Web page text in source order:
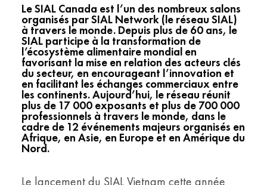
Le SIAL Canada est l’un des nombreux salons
organisés par SIAL Network (le réseau SIAL)
à travers le monde. Depuis plus de 60 ans, le
SIAL participe à la transformation de
l’écosystème alimentaire mondial en
favorisant la mise en relation des acteurs clés
du secteur, en encourageant l’innovation et
en facilitant les échanges commerciaux entre
les continents. Aujourd’hui, le réseau réunit
plus de 17 000 exposants et plus de 700 000
professionnels à travers le monde, dans le
cadre de 12 événements majeurs organisés en
Afrique, en Asie, en Europe et en Amérique du
Nord.
Le lancement du SIAL Vietnam cette année